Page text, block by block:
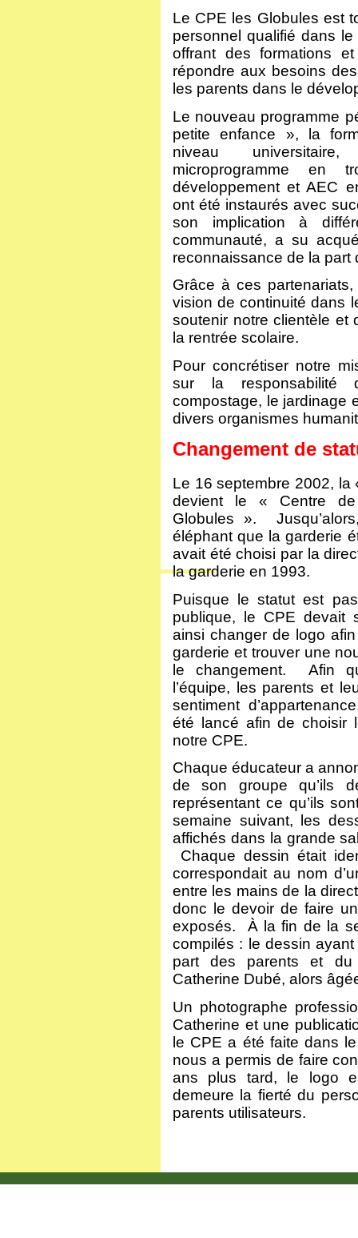
Le CPE les Globules est
personnel qualifié dans
offrant des formations
répondre aux besoins
les parents dans le
Le nouveau programme
petite enfance », la
niveau
microprogramme en
développement et AEC
ont été instaurés avec
son implication à
communauté, a su
reconnaissance de la part
Grâce à ces
vision de continuité dans
soutenir notre clientèle et
la rentrée scolaire.
Pour concrétiser notre
sur la responsabilité
compostage, le jardinage
divers organismes
Changement de
Le 16 septembre 2002, la
devient le « Centre
Globules ».
éléphant que la garderie
avait été choisi par la
la garderie en 1993.
Puisque le statut est
publique, le CPE devait
ainsi changer de logo
garderie et trouver une
le changement. Afin
l’équipe, les parents et
sentiment
été lancé afin de choisir
notre CPE.
Chaque éducateur a
de son groupe qu’ils
représentant ce qu’ils
semaine suivant, les
affichés dans la grande
Chaque dessin était
correspondait au nom
entre les mains de la
donc le devoir de faire
exposés. À la fin de la
compilés : le dessin
part des parents et
Catherine Dubé, alors
Un photographe
Catherine et une
le CPE a été faite dans
nous a permis de faire
ans plus tard, le logo
demeure la fierté du
parents utilisateurs.